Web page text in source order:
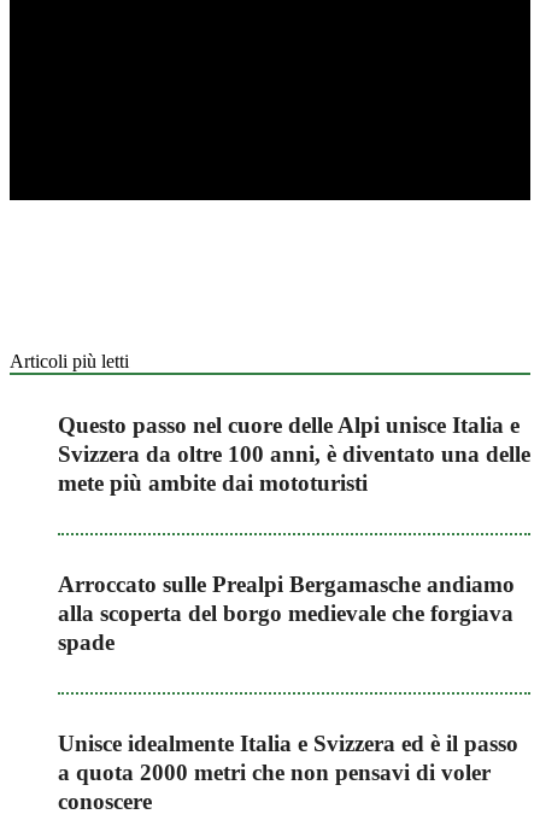
Articoli più letti
Questo passo nel cuore delle Alpi unisce Italia e
Svizzera da oltre 100 anni, è diventato una delle
mete più ambite dai mototuristi
Arroccato sulle Prealpi Bergamasche andiamo
alla scoperta del borgo medievale che forgiava
spade
Unisce idealmente Italia e Svizzera ed è il passo
a quota 2000 metri che non pensavi di voler
conoscere